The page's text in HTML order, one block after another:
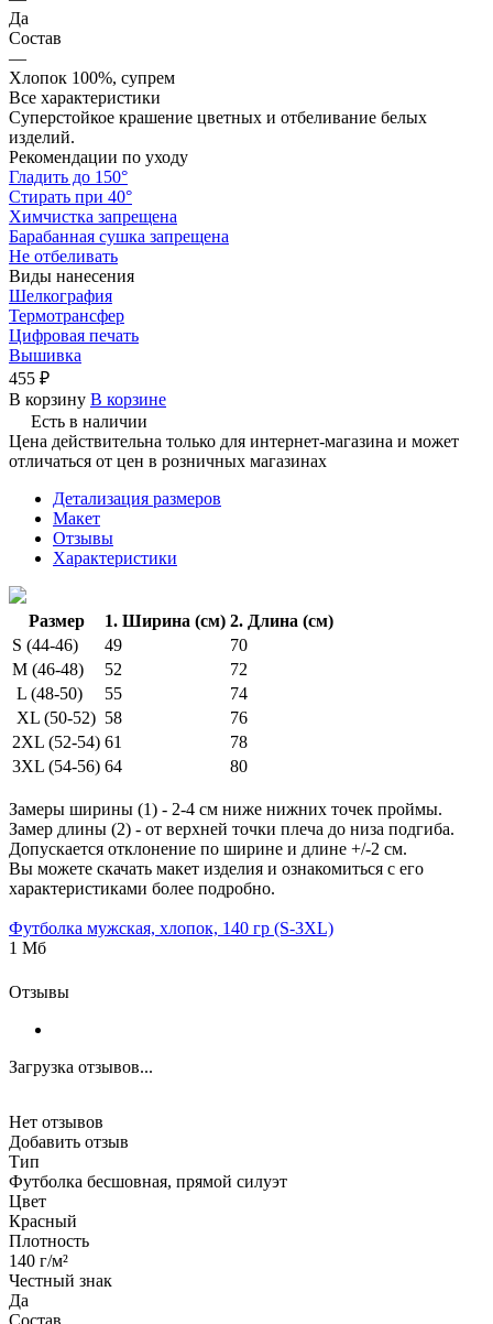
Да
Состав
—
Хлопок 100%, супрем
Все характеристики
Суперстойкое крашение цветных и отбеливание белых
изделий.
Рекомендации по уходу
Гладить до 150°
Стирать при 40°
Химчистка запрещена
Барабанная сушка запрещена
Не отбеливать
Виды нанесения
Шелкография
Термотрансфер
Цифровая печать
Вышивка
455 ₽
В корзину В корзине
Есть в наличии
Цена действительна только для интернет-магазина и может
отличаться от цен в розничных магазинах
Детализация размеров
Макет
Отзывы
Характеристики
Размер 1. Ширина (см) 2. Длина (см)
S (44-46)
49
70
M (46-48)
52
72
L (48-50)
55
74
XL (50-52) 58
76
2XL (52-54) 61
78
3XL (54-56) 64 80
Замеры ширины (1) - 2-4 см ниже нижних точек проймы.
Замер длины (2) - от верхней точки плеча до низа подгиба.
Допускается отклонение по ширине и длине +/-2 см.
Вы можете скачать макет изделия и ознакомиться с его
характеристиками более подробно.
Футболка мужская, хлопок, 140 гр (S-3XL)
1 Мб
Отзывы
Загрузка отзывов...
Нет отзывов
Добавить отзыв
Тип
Футболка бесшовная, прямой силуэт
Цвет
Красный
Плотность
140 г/м²
Честный знак
Да
Состав